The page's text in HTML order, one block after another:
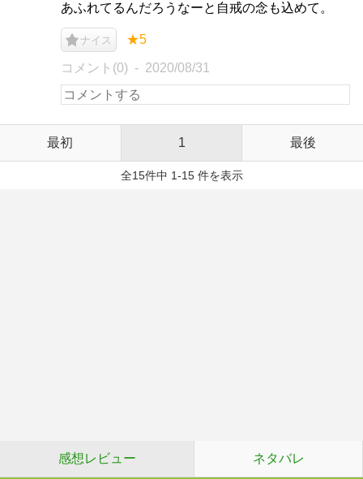
あふれてるんだろうなーと自戒の念も込めて。
ナイス ★5
コメント(0) 2020/08/31
最初 1 最後
全15件中 1-15 件を表示
感想レビュー ネタバレ